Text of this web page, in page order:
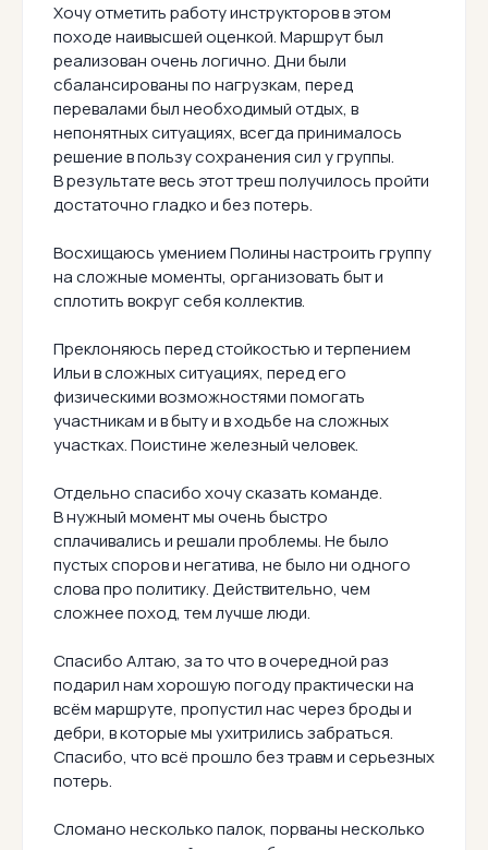
Хочу отметить работу инструкторов в этом
походе наивысшей оценкой. Маршрут был
реализован очень логично. Дни были
сбалансированы по нагрузкам, перед
перевалами был необходимый отдых, в
непонятных ситуациях, всегда принималось
решение в пользу сохранения сил у группы.
В результате весь этот треш получилось пройти
достаточно гладко и без потерь.
Восхищаюсь умением Полины настроить группу
на сложные моменты, организовать быт и
сплотить вокруг себя коллектив.
Преклоняюсь перед стойкостью и терпением
Ильи в сложных ситуациях, перед его
физическими возможностями помогать
участникам и в быту и в ходьбе на сложных
участках. Поистине железный человек.
Отдельно спасибо хочу сказать команде.
В нужный момент мы очень быстро
сплачивались и решали проблемы. Не было
пустых споров и негатива, не было ни одного
слова про политику. Действительно, чем
сложнее поход, тем лучше люди.
Спасибо Алтаю, за то что в очередной раз
подарил нам хорошую погоду практически на
всём маршруте, пропустил нас через броды и
дебри, в которые мы ухитрились забраться.
Спасибо, что всё прошло без травм и серьезных
потерь.
Сломано несколько палок, порваны несколько